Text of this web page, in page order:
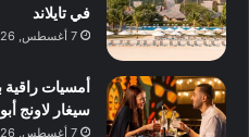
في تايلاند
7 أغسطس, 2026
أمسيات راقية
سيغار لاونج
7 أغسطس, 2026